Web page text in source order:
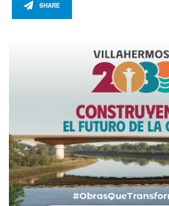
SHARE